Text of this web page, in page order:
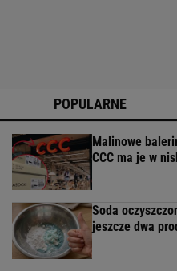
POPULARNE
Malinowe
CCC ma je w
Soda
jeszcze dwa